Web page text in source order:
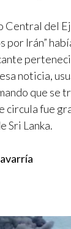
Central del
por Irán”
noticia,
que se
circula fue
Sri Lanka.